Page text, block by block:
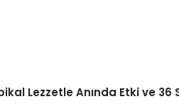
Lezzetle Anında Etki ve